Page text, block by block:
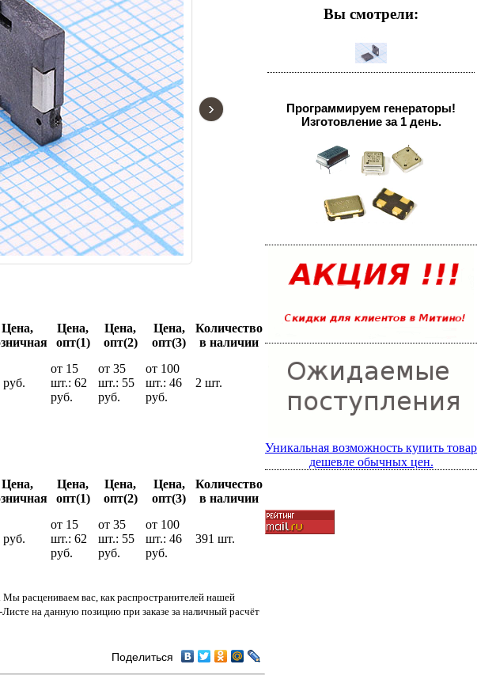
›
Цена,
Цена,
опт(1)
Цена,
опт(2)
Цена,
опт(3)
Количество
в наличии
руб.
от 15
шт.: 62
руб.
от 35
шт.: 55
руб.
от 100
шт.: 46
руб.
2 шт.
Цена,
Цена,
опт(1)
Цена,
опт(2)
Цена,
опт(3)
Количество
в наличии
руб.
от 15
шт.: 62
руб.
от 35
шт.: 55
руб.
от 100
шт.: 46
руб.
391 шт.
расцениваем вас, как распространителей нашей
на данную позицию при заказе за наличный расчёт
Поделиться
Вы смотрели:
Программируем генераторы!
Изготовление за 1 день.
Уникальная возможность купить товар
дешевле обычных цен.